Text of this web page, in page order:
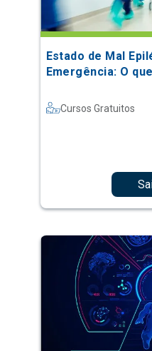
Estado de Mal
Emergência: O
Cursos Gratuitos